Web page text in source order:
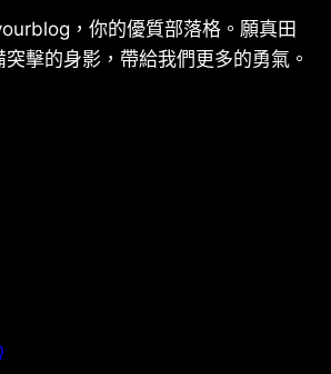
，你的優質部落格。願真田
擊的身影，帶給我們更多的勇氣。